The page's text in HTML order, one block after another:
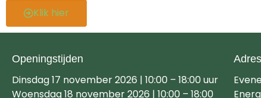
Klik hier
Openingstijden
Dinsdag 17 november 2026 | 10:00 – 18:00 uur
Woensdag 18 november 2026 | 10:00 – 18:00
Adres